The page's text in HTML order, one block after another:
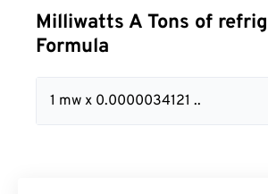
Milliwatts A Tons of
Formula
1 mw x 0.0000034121 ..